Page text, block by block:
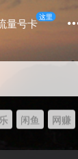
量号卡这里
闲鱼 网赚